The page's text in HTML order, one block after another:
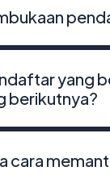
yang
berikutnya?
cara